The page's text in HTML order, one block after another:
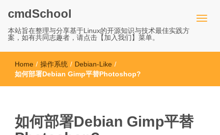
cmdSchool
本站旨在整理与分享基于Linux的开源知识与技术最佳实践方
案，如有共同志趣者，请点击【加入我们】菜单。
Home / 操作系统 / Debian-Like /
如何部署Debian Gimp平替Photoshop?
如何部署Debian Gimp平替